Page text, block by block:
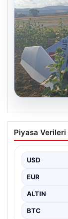
Eğitim
Öğrenci
beklenmedik
Piyasa Verileri
USD
EUR
ALTIN
BTC